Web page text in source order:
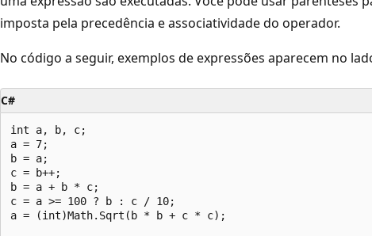
imposta pela precedência e associatividade do operador.
No código a seguir, exemplos de expressões aparecem no
C#
int a, b, c;
a = 7;
b = a;
c = b++;
b = a + b * c;
c = a >= 100 ? b : c / 10;
a = (int)Math.Sqrt(b * b + c * c);